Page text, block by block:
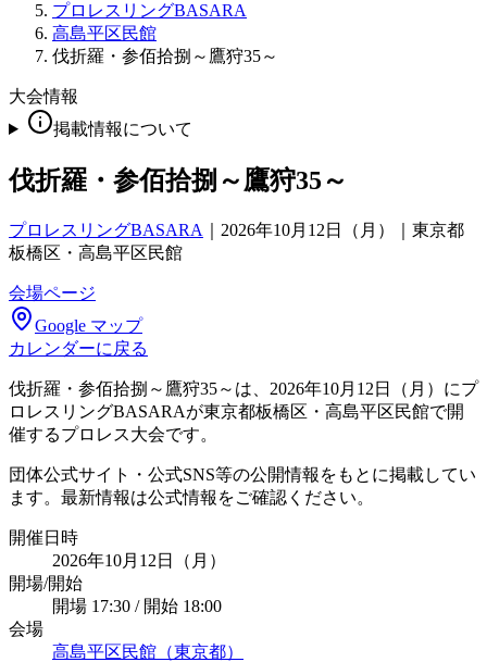
プロレスリングBASARA
高島平区民館
伐折羅・参佰拾捌～鷹狩35～
大会情報
掲載情報について
伐折羅・参佰拾捌～鷹狩35～
プロレスリングBASARA
2026年10月12日（月）｜東京都
板橋区・高島平区民館
会場ページ
Google マップ
カレンダーに戻る
伐折羅・参佰拾捌～鷹狩35～は、2026年10月12日（月）にプ
ロレスリングBASARAが東京都板橋区・高島平区民館で開
催するプロレス大会です。
団体公式サイト・公式SNS等の公開情報をもとに掲載してい
ます。最新情報は公式情報をご確認ください。
開催日時
2026年10月12日（月）
開場/開始
開場 17:30 / 開始 18:00
会場
高島平区民館（東京都）